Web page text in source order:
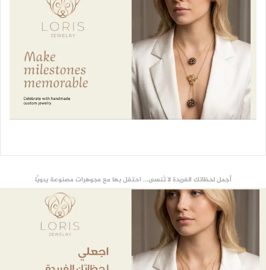
أجمل لحظاتك الفريدة لا تُنسى... احتفل بها مع مجوهرات مصنوعة يدويًّا